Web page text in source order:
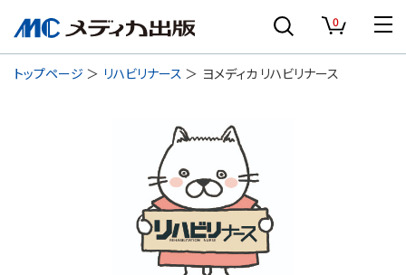
0
トップページ リハビリナース ヨメディカ リハビリナース